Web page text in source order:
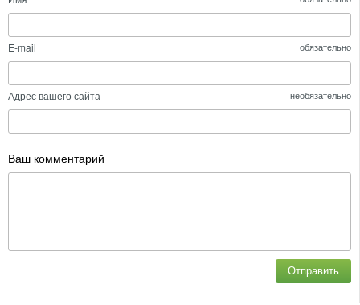
E-mail обязательно
Адрес вашего сайта необязательно
Ваш комментарий
Отправить